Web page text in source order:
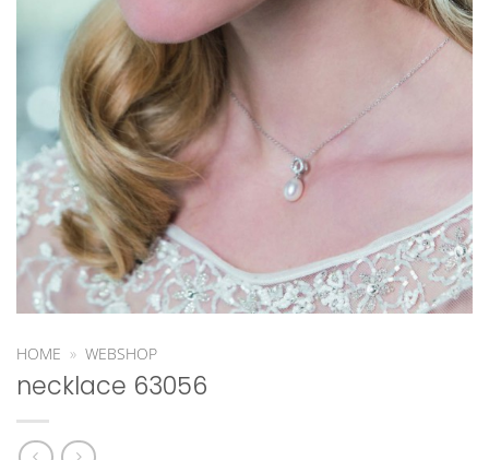
HOME » WEBSHOP
necklace 63056